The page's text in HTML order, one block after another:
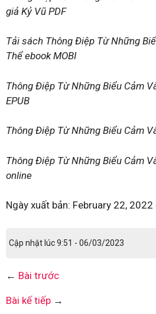
giả Kỷ Vũ PDF
Tải sách Thông Điệp Từ Những
Thể ebook MOBI
Thông Điệp Từ Những Biểu Cảm
EPUB
Thông Điệp Từ Những Biểu Cảm
Thông Điệp Từ Những Biểu Cảm
online
Ngày xuất bản: February 22, 2022
Cập nhật lúc 9:51 - 06/03/2023
← Bài trước
Bài kế tiếp →